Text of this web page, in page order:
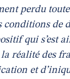
perdu
conditions
qui s’est
réalité des
et